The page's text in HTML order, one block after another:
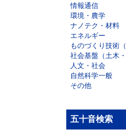
情報通信
環境・農学
ナノテク・材料
エネルギー
ものづくり技術
社会基盤（土木
人文・社会
自然科学一般
その他
五十音検索